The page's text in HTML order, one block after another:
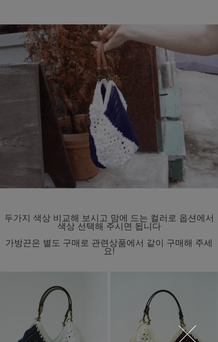
두가지 색상 비교해 보시고 맘에 드는 컬러로 옵션에서
색상 선택해 주시면 됩니다
가방끈은 별도 구매로 관련상품에서 같이 구매해 주세
요!